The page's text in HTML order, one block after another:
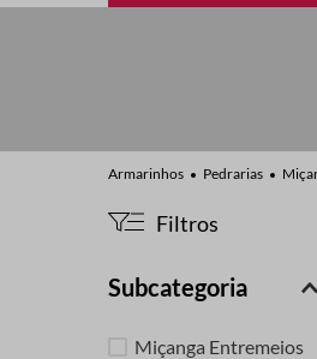
Pedrarias
Filtros
Subcategoria
Miçanga Entremeios
9